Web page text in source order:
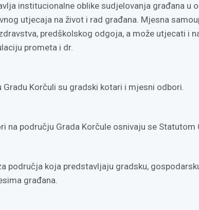
institucionalne oblike sudjelovanja građana u
utjecaja na život i rad građana. Mjesna
predškolskog odgoja, a može utjecati i
prometa i dr.
Gradu Korčuli su gradski kotari i mjesni odbori.
na području Grada Korčule osnivaju se Statutom
područja koja predstavljaju gradsku,
građana.